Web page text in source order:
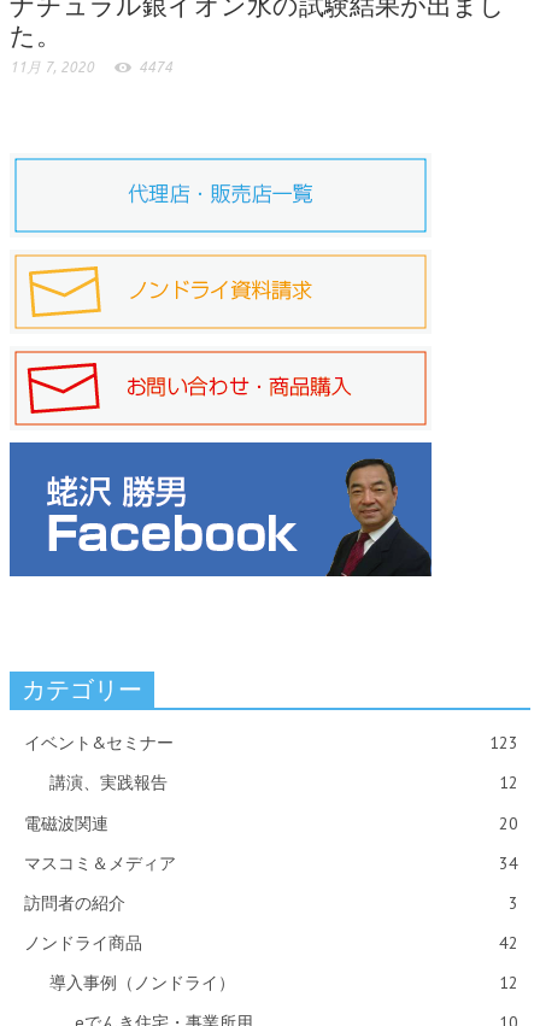
た。
11月 7, 2020 4474
カテゴリー
イベント&セミナー
123
講演、実践報告
12
電磁波関連
20
マスコミ＆メディア
34
訪問者の紹介
3
ノンドライ商品
42
導入事例（ノンドライ）
12